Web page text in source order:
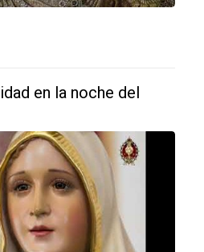
en la noche del